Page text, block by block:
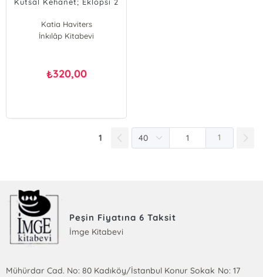
Katia Haviters
İnkılâp Kitabevi
₺320,00
1 1
Peşin Fiyatına 6 Taksit
İmge Kitabevi
Mühürdar Cad. No: 80 Kadıköy/İstanbul Konur Sokak No: 17